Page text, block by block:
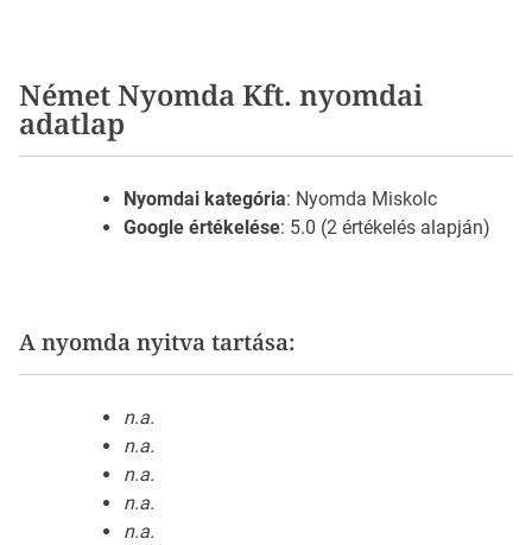
Német Nyomda Kft. nyomdai
adatlap
Nyomdai kategória: Nyomda Miskolc
Google értékelése: 5.0 (2 értékelés alapján)
A nyomda nyitva tartása:
n.a.
n.a.
n.a.
n.a.
n.a.